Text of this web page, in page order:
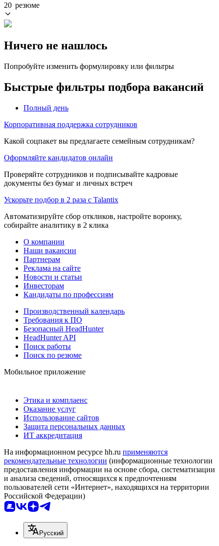
20 резюме
Ничего не нашлось
Попробуйте изменить формулировку или фильтры
Быстрые фильтры подбора вакансий
Полный день
Корпоративная поддержка сотрудников
Какой соцпакет вы предлагаете семейным сотрудникам?
Оформляйте кандидатов онлайн
Проверяйте сотрудников и подписывайте кадровые
документы без бумаг и личных встреч
Ускорьте подбор в 2 раза с Talantix
Автоматизируйте сбор откликов, настройте воронку,
собирайте аналитику в 2 клика
О компании
Наши вакансии
Партнерам
Реклама на сайте
Новости и статьи
Инвесторам
Кандидаты по профессиям
Производственный календарь
Требования к ПО
Безопасный HeadHunter
HeadHunter API
Поиск работы
Поиск по резюме
Мобильное приложение
Этика и комплаенс
Оказание услуг
Использование сайтов
Защита персональных данных
ИТ аккредитация
На информационном ресурсе hh.ru применяются
рекомендательные технологии (информационные технологии
предоставления информации на основе сбора, систематизации
и анализа сведений, относящихся к предпочтениям
пользователей сети «Интернет», находящихся на территории
Российской Федерации)
Русский